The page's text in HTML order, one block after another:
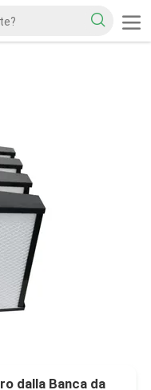
dalla Banca da